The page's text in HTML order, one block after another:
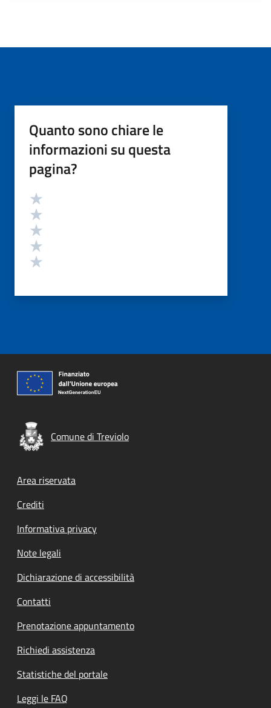
Quanto sono chiare le
informazioni su questa
pagina?
Valutazione
Comune di Treviolo
Footer menu
Area riservata
Crediti
Informativa privacy
Note legali
Dichiarazione di accessibilità
Contatti
Prenotazione appuntamento
Richiedi assistenza
Statistiche del portale
Leggi le FAQ